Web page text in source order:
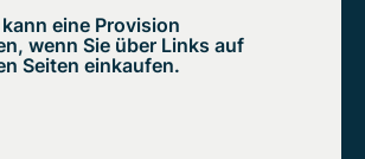
eine Provision
wenn Sie über Links auf
Seiten einkaufen.